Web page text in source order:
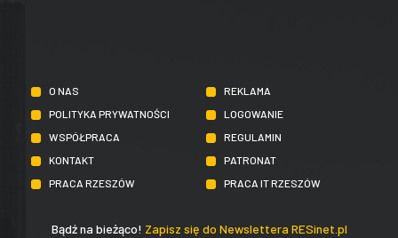
O NAS
REKLAMA
POLITYKA PRYWATNOŚCI
LOGOWANIE
WSPÓŁPRACA
REGULAMIN
KONTAKT
PATRONAT
PRACA RZESZÓW
PRACA IT RZESZÓW
Bądź na bieżąco! Zapisz się do Newslettera RESinet.pl